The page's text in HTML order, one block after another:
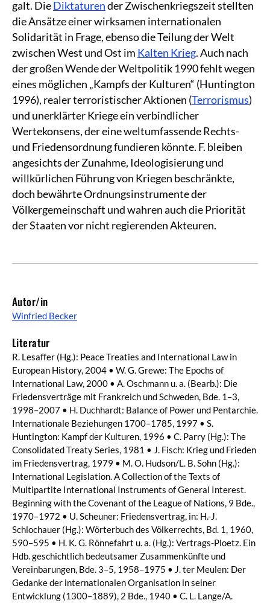
galt. DieDiktaturender Zwischenkriegszeit stellten
die Ansätze einer wirksamen internationalen
Solidarität in Frage, ebenso die Teilung der Welt
zwischen West und Ost im Kalten Krieg. Auch nach
der großen Wende der Weltpolitik 1990 fehlt wegen
eines möglichen „Kampfs der Kulturen“ (Huntington
1996), realer terroristischer Aktionen (Terrorismus)
und unerklärter Kriege ein verbindlicher
Wertekonsens, der eine weltumfassende Rechts-
und Friedensordnung fundieren könnte. F. bleiben
angesichts der Zunahme, Ideologisierung und
willkürlichen Führung von Kriegen beschränkte,
doch bewährte Ordnungsinstrumente der
Völkergemeinschaft und wahren auch die Priorität
der Staaten vor nicht regierenden Akteuren.
Autor/in
Winfried Becker
Literatur
R. Lesaffer (Hg.): Peace Treaties and International Law in
European History, 2004 • W. G. Grewe: The Epochs of
International Law, 2000 • A. Oschmann u. a. (Bearb.): Die
Friedensverträge mit Frankreich und Schweden, Bde. 1–3,
1998–2007 • H. Duchhardt: Balance of Power und Pentarchie.
Internationale Beziehungen 1700–1785, 1997 • S.
Huntington: Kampf der Kulturen, 1996 • C. Parry (Hg.): The
Consolidated Treaty Series, 1981 • J. Fisch: Krieg und Frieden
im Friedensvertrag, 1979 • M. O. Hudson/L. B. Sohn (Hg.):
International Legislation. A Collection of the Texts of
Multipartite International Instruments of General Interest.
Beginning with the Covenant of the League of Nations, 9 Bde.,
1970–1972 • U. Scheuner: Friedensvertrag, in: H.-J.
Schlochauer (Hg.): Wörterbuch des Völkerrechts, Bd. 1, 1960,
590–595 • H. K. G. Rönnefahrt u. a. (Hg.): Vertrags-Ploetz. Ein
Hdb. geschichtlich bedeutsamer Zusammenkünfte und
Vereinbarungen, Bde. 3–5, 1958–1975 • J. ter Meulen: Der
Gedanke der internationalen Organisation in seiner
Entwicklung (1300–1889), 2 Bde., 1940 • C. L. Lange/A.